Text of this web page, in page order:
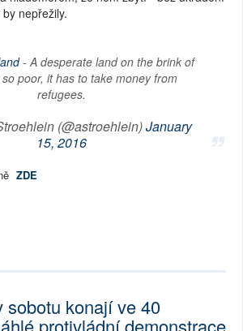
nepřežily.
- A desperate land on the brink of
poor, it has to take money from
refugees.
(@astroehlein)January
15, 2016
ZDE
sobotu konají ve 40